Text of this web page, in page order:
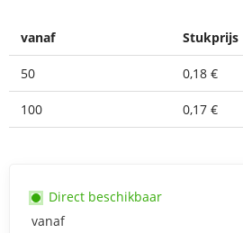
vanaf Stukprijs
50 0,18 €
100 0,17 €
vanaf
Direct beschikbaar